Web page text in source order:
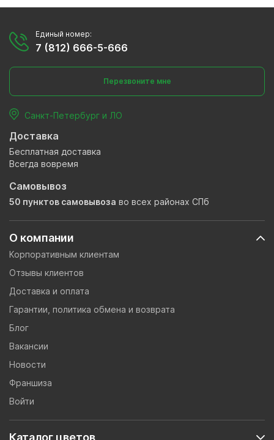
О компании
Корпоративным клиентам
Отзывы клиентов
Доставка и оплата
Гарантии, политика обмена и возврата
Блог
Вакансии
Новости
Франшиза
Войти
Единый номер:
7 (812) 666-5-666
Перезвоните мне
Санкт-Петербург и ЛО
Доставка
Бесплатная доставка
Всегда вовремя
Самовывоз
50 пунктов самовывоза во всех районах СПб